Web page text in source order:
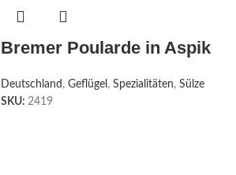
Bremer Poularde in Aspik
Deutschland , Geflügel , Spezialitäten, Sülze
SKU: 2419